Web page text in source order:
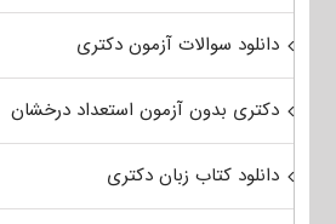
دانلود سوالات آزمون دکتری
دکتری بدون آزمون استعداد درخشان
دانلود کتاب زبان دکتری